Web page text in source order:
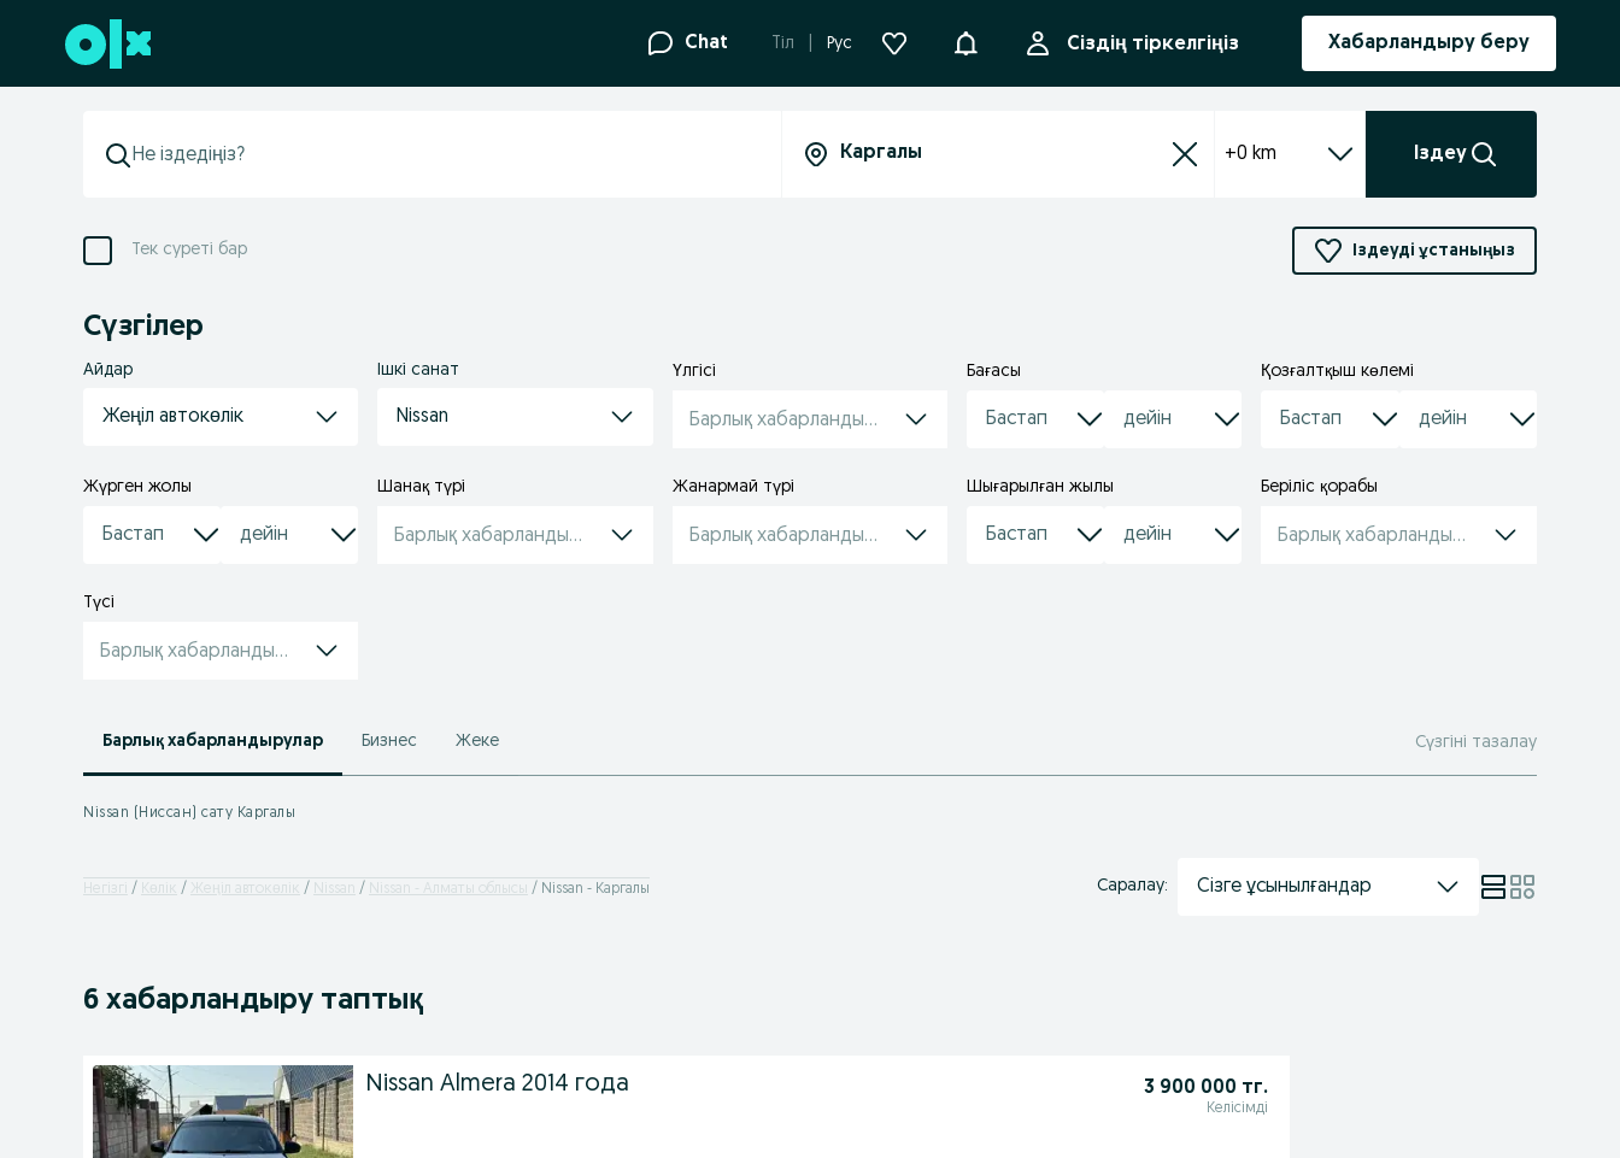
Төменгі деректемеге өту Chat Tіл Рус АқпараттандыруСіздің тіркелгіңіз Хабарландыру беру
+0 km Іздеу
Тек суреті бар Іздеуді ұстаныңыз
Сүзгілер
Айдар
Жеңіл автокөлік
Ішкі санат
Nissan
Үлгісі
Барлық хабарландырулар
Бағасы Қозғалтқыш көлемі
Жүрген жолы Шанақ түрі
Барлық хабарландырулар
Жанармай түрі
Барлық хабарландырулар
Шығарылған жылы Беріліс қорабы
Барлық хабарландырулар
Түсі
Барлық хабарландырулар
Барлық хабарландырулар Бизнес Жеке Сүзгіні тазалау
Nissan (Ниссан) сату Каргалы
Негізгі Көлік Жеңіл автокөлік Nissan Nissan - Алматы облысы Nissan - Каргалы Саралау: Сізге ұсынылғандар
6 хабарландыру таптық
Nissan Almera 2014 года 3 900 000 тг.
Келісімді